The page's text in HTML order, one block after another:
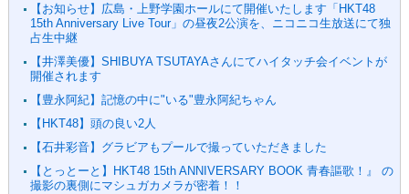
【お知らせ】広島・上野学園ホールにて開催いたします「HKT48
15th Anniversary Live Tour」の昼夜2公演を、ニコニコ生放送にて独
占生中継
【井澤美優】SHIBUYA TSUTAYAさんにてハイタッチ会イベントが
開催されます
【豊永阿紀】記憶の中に"いる"豊永阿紀ちゃん
【HKT48】頭の良い2人
【石井彩音】グラビアもプールで撮っていただきました
【とっとーと】HKT48 15th ANNIVERSARY BOOK 青春謳歌！』 の
撮影の裏側にマシュガカメラが密着！！